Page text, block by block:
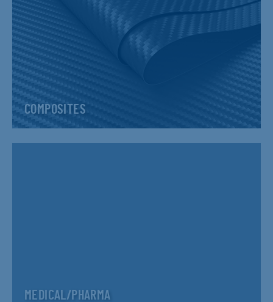
COMPOSITES
MEDICAL/PHARMA